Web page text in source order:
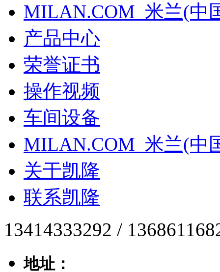
MILAN.COM_米兰(中
产品中心
荣誉证书
操作视频
车间设备
MILAN.COM_米兰(中
关于凯隆
联系凯隆
13414333292 /
地址：